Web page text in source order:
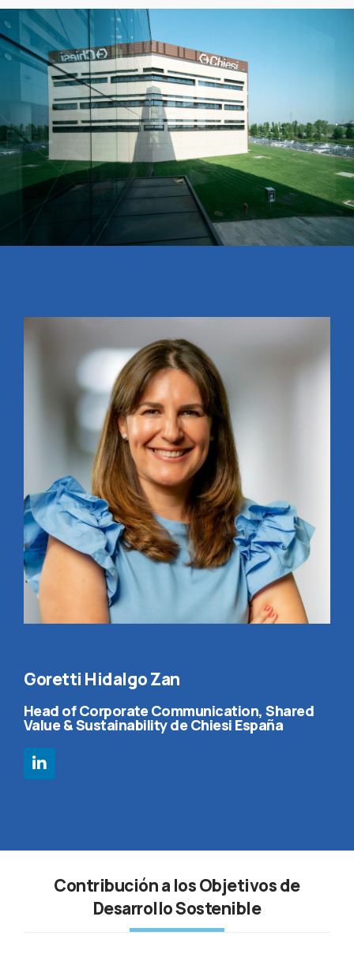
Goretti Hidalgo Zan
Head of Corporate Communication, Shared
Value & Sustainability de Chiesi España
Contribución a los Objetivos de
Desarrollo Sostenible